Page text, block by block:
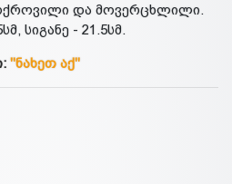
და მოვერცხლილი.
სიგანე - 21.5სმ.
"ნახეთ აქ"